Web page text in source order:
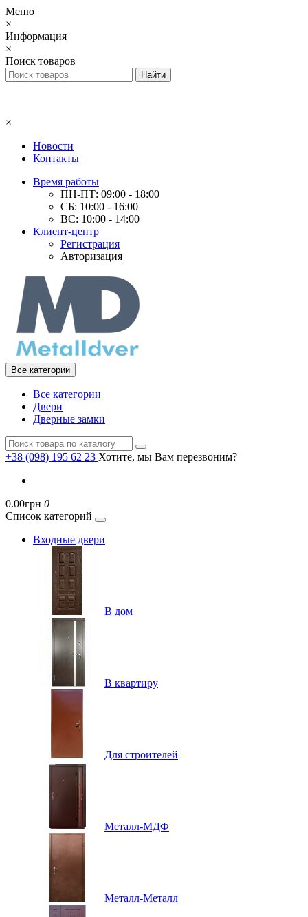
Меню
×
Информация
×
Поиск товаров
×
Новости
Контакты
Время работы
ПН-ПТ: 09:00 - 18:00
СБ: 10:00 - 16:00
ВС: 10:00 - 14:00
Клиент-центр
Регистрация
Авторизация
Все категории
Все категории
Двери
Дверные замки
+38 (098) 195 62 23 Хотите, мы Вам перезвоним?
0.00грн 0
Список категорий
Входные двери
В дом
В квартиру
Для строителей
Металл-МДФ
Металл-Металл